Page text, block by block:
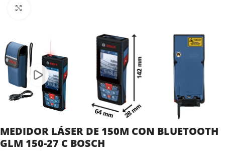
MEDIDOR LÁSER DE 150M CON BLUETOOTH
GLM 150-27 C BOSCH